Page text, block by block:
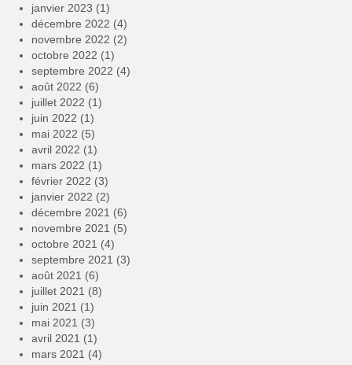
janvier 2023 (1)
décembre 2022 (4)
novembre 2022 (2)
octobre 2022 (1)
septembre 2022 (4)
août 2022 (6)
juillet 2022 (1)
juin 2022 (1)
mai 2022 (5)
avril 2022 (1)
mars 2022 (1)
février 2022 (3)
janvier 2022 (2)
décembre 2021 (6)
novembre 2021 (5)
octobre 2021 (4)
septembre 2021 (3)
août 2021 (6)
juillet 2021 (8)
juin 2021 (1)
mai 2021 (3)
avril 2021 (1)
mars 2021 (4)